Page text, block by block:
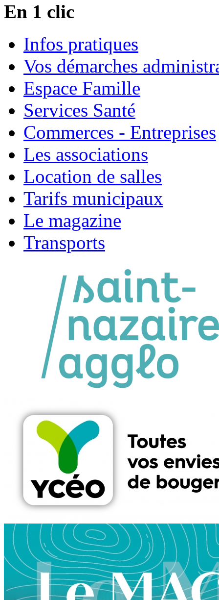
En 1 clic
Infos pratiques
Vos démarches
Espace Famille
Services Santé
Commerces - Entreprises
Les associations
Location de salles
Tarifs municipaux
Le magazine
Transports